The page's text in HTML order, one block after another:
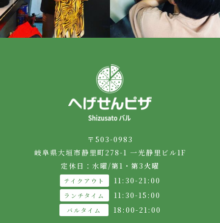
2月 5
〒503-0983
岐阜県大垣市静里町278-1 一光静里ビル1F
定休日：⽔曜/第1・第3⽕曜
テイクアウト 11:30-21:00
ランチタイム 11:30-15:00
バルタイム 18:00-21:00